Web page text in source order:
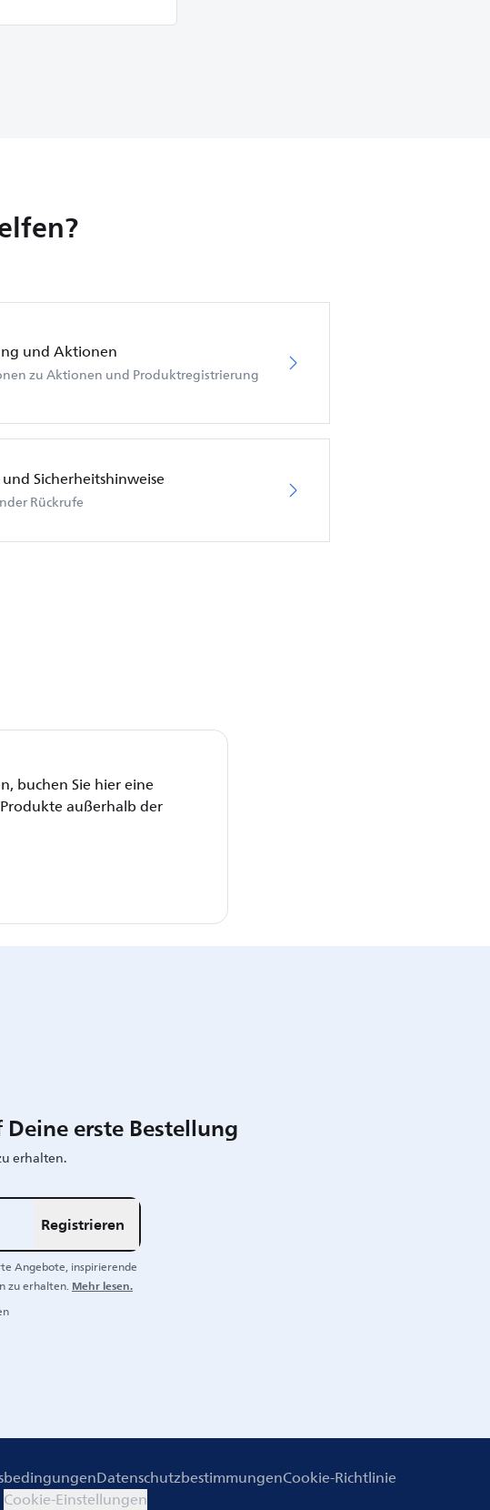
und Aktionen
zu Aktionen und Produktregistrierung
Sicherheitshinweise
Rückrufe
buchen Sie hier eine
außerhalb der
erste Bestellung
erhalten.
Registrieren
Angebote, inspirierende
zu erhalten.Mehr lesen.
DatenschutzbestimmungenCookie-Richtlinie
Cookie-Einstellungen